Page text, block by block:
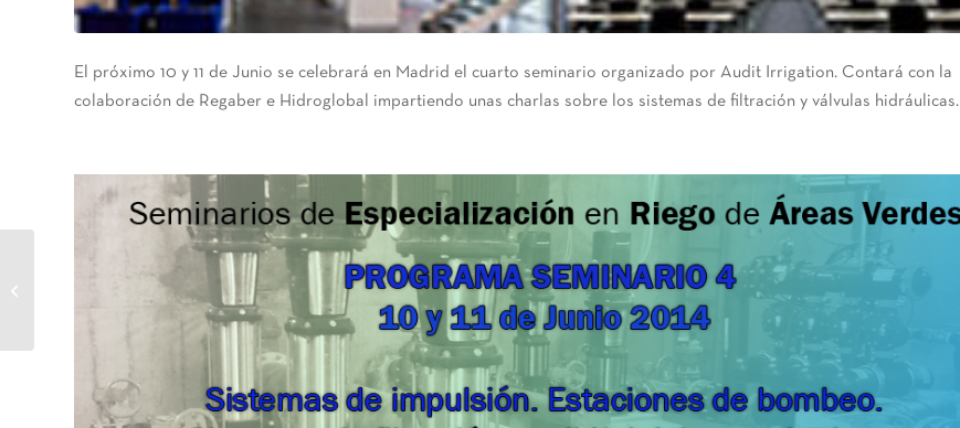
El próximo 10 y 11 de Junio se celebrará en Madrid el cuarto seminario organizado por Audit Irrigation. Contará con la
colaboración de Regaber e Hidroglobal impartiendo unas charlas sobre los sistemas de filtración y válvulas hidráulicas.
Jornada Tecnológica de